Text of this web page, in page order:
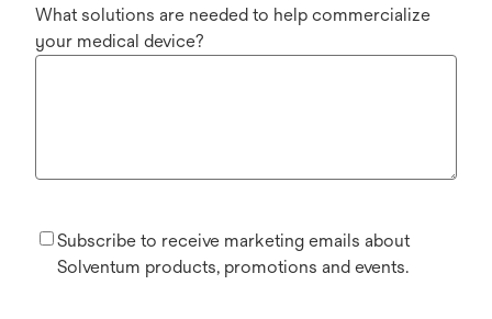
What solutions are needed to help commercialize
your medical device?
Subscribe to receive marketing emails about
Solventum products, promotions and events.